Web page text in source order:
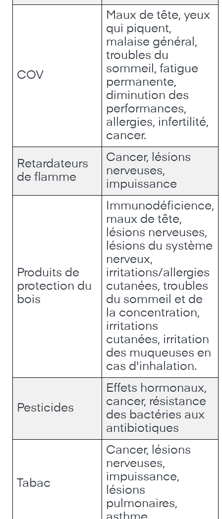
COV
Maux de tête, yeux
qui piquent,
malaise général,
troubles du
sommeil, fatigue
permanente,
diminution des
performances,
allergies, infertilité,
cancer.
Retardateurs
de flamme
Cancer, lésions
nerveuses,
impuissance
Produits de
protection du
bois
Immunodéficience,
maux de tête,
lésions nerveuses,
lésions du système
nerveux,
irritations/allergies
cutanées, troubles
du sommeil et de
la concentration,
irritations
cutanées, irritation
des muqueuses en
cas d'inhalation.
Pesticides
Effets hormonaux,
cancer, résistance
des bactéries aux
antibiotiques
Tabac
Cancer, lésions
nerveuses,
impuissance,
lésions
pulmonaires,